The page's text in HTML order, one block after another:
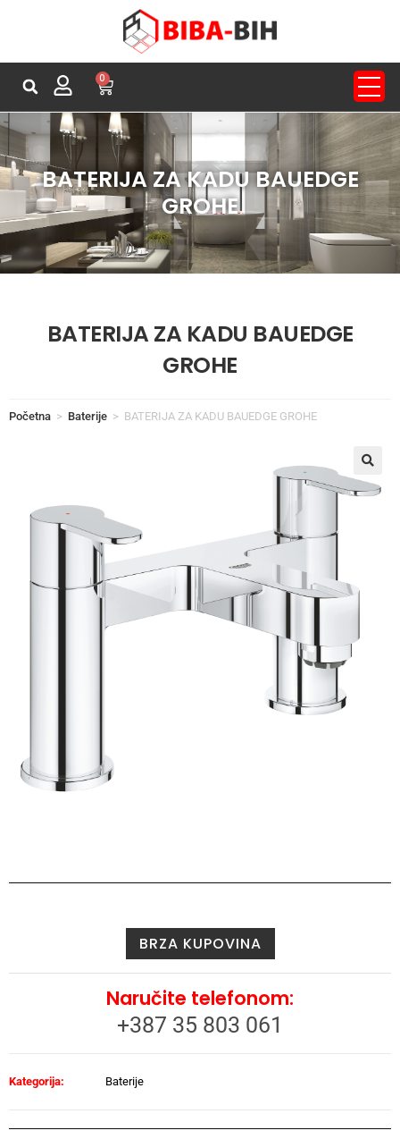
0
BATERIJA ZA KADU BAUEDGE
GROHE
BATERIJA ZA KADU BAUEDGE
GROHE
Početna > Baterije > BATERIJA ZA KADU BAUEDGE GROHE
🔍
BRZA KUPOVINA
Naručite telefonom:
+387 35 803 061
Kategorija: Baterije